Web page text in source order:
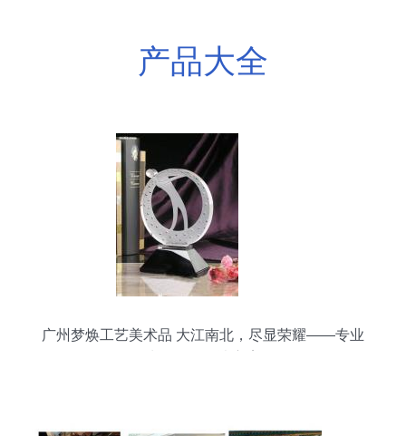
产品大全
广州梦焕工艺美术品 大江南北，尽显荣耀——专业